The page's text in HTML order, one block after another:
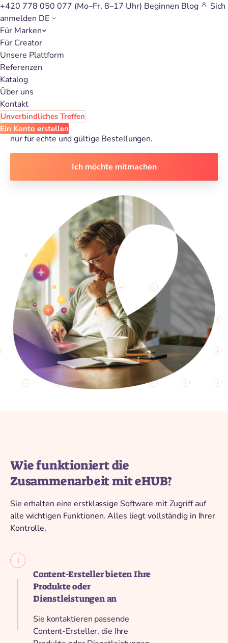
+420 778 050 077 (Mo–Fr, 8–17 Uhr) Beginnen Blog
Sich
anmelden DE
Für Marken
Für Creator
Unsere Plattform
Referenzen
Katalog
Über uns
Kontakt
Unverbindliches Treffen
Ein Konto erstellen
Gewinnen Sie neue Kunden
mit eHUB START
Affiliate-Software für alle verfügbar. Nicht nur für
Unternehmen.Sie zahlen nicht für den Traffic, sondern
nur für echte und gültige Bestellungen.
Ich möchte mitmachen
Wie funktioniert die
Zusammenarbeit mit eHUB?
Sie erhalten eine erstklassige Software mit Zugriff auf
alle wichtigen Funktionen. Alles liegt vollständig in Ihrer
Kontrolle.
Content-Ersteller bieten Ihre
Produkte oder
Dienstleistungen an
Sie kontaktieren passende
Content-Ersteller, die Ihre